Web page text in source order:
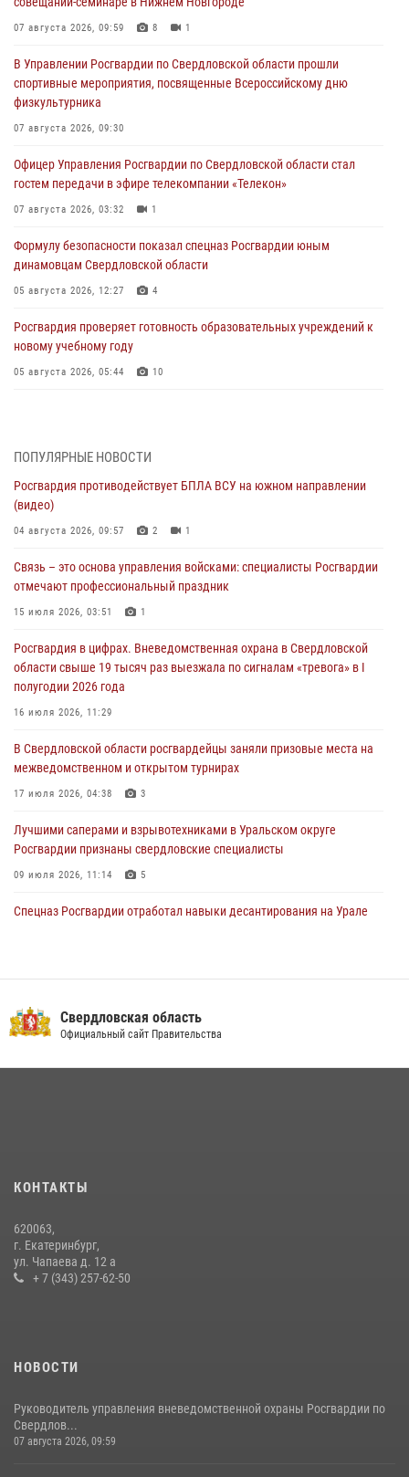
07 августа 2026, 09:59 8 1
В Управлении Росгвардии по Свердловской области прошли
спортивные мероприятия, посвященные Всероссийскому дню
физкультурника
07 августа 2026, 09:30
Офицер Управления Росгвардии по Свердловской области стал
гостем передачи в эфире телекомпании «Телекон»
07 августа 2026, 03:32 1
Формулу безопасности показал спецназ Росгвардии юным
динамовцам Свердловской области
05 августа 2026, 12:27 4
Росгвардия проверяет готовность образовательных учреждений к
новому учебному году
05 августа 2026, 05:44 10
04 августа 2026, 09:57 2
Росгвардия приняла участие в обеспечении безопасности Дня
города в Екатеринбурге
03 августа 2026, 07:43 3
Росгвардия приняла участие в межведомственном
антитеррористическом учении в Свердловской области
31 июля 2026, 12:27 1
Росгвардия обеспечивает безопасность граждан на южном
направлении
31 июля 2026, 06:56
рассказал об итогах работы подразделения в эфире телекомпании
«Телекон»
30 июля 2026, 11:33 1
ПОПУЛЯРНЫЕ НОВОСТИ
Росгвардия противодействует БПЛА ВСУ на южном направлении
(видео)
04 августа 2026, 09:57 2 1
Связь – это основа управления войсками: специалисты Росгвардии
отмечают профессиональный праздник
15 июля 2026, 03:51 1
Росгвардия в цифрах. Вневедомственная охрана в Свердловской
области свыше 19 тысяч раз выезжала по сигналам «тревога» в I
полугодии 2026 года
16 июля 2026, 11:29
В Свердловской области росгвардейцы заняли призовые места на
межведомственном и открытом турнирах
17 июля 2026, 04:38 3
Лучшими саперами и взрывотехниками в Уральском округе
Росгвардии признаны свердловские специалисты
09 июля 2026, 11:14 5
Спецназ Росгвардии отработал навыки десантирования на Урале
14 июля 2026, 11:06 4
10 июля 2026, 12:35
специальное занятие
27 июля 2026, 12:37
Свердловская область
Официальный сайт Правительства
КОНТАКТЫ
620063,
г. Екатеринбург,
ул. Чапаева д. 12 а
+ 7 (343) 257-62-50
НОВОСТИ
Руководитель управления вневедомственной охраны Росгвардии по
Свердлов...
07 августа 2026, 09:59